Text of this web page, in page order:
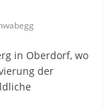
in Oberdorf, wo
der